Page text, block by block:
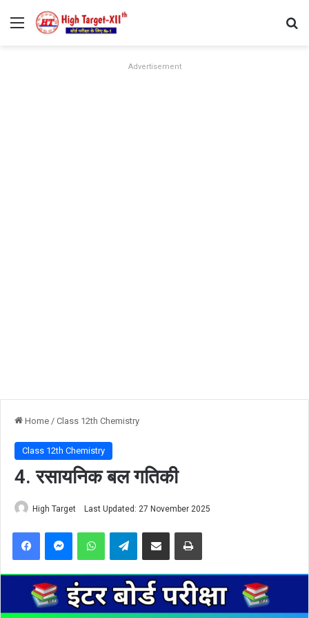
Menu
Advertisement
Home / Class 12th Chemistry
Class 12th Chemistry
4. रसायनिक बल गतिकी
High Target Last Updated: 27 November 2025
FacebookMessengerWhatsAppTelegramShare via Email Print